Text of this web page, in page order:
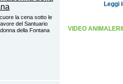
Leggi
VIDEO
la cena sotto le
del Santuario
della Fontana